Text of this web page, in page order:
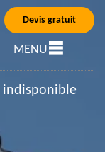
Devis gratuit
MENU
indisponible